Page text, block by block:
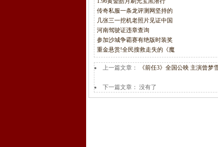
传奇私服一条龙评测网坚持的
几张三一挖机老照片见证中国
河南驾驶证违章查询
参加沙城争霸赛有绝版时装奖
重金悬赏!全民搜救走失的《魔
上一篇文章： 《前任3》全国公映 主演曾梦
下一篇文章： 没有了